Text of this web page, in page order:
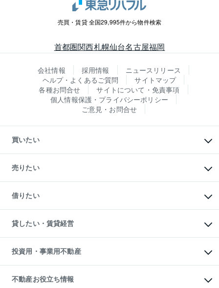
売買・賃貸 全国29,995件から物件検索
首都圏関西札幌仙台名古屋福岡
会社情報 採用情報
ニュースリリース
ヘルプ・よくあるご質問
サイトマップ
各種お問合せ
サイトについて・免責事項
個人情報保護・プライバシーポリシー
ご意見・お問合せ
買いたい
新築・分譲マンションの購入
中古マンションの購入
一戸建ての購入
中古一戸建ての購入
不動産購入の流れ
注目キーワード物件特集
購入ガイド
English 繁体中文簡体中文
売りたい
一戸建ての売却・査定
土地の売却・査定
スピードAI査定
不動産査定について
不動産売却の流れ
不動産買換えの流れ
売却ガイド
借りたい
オフィス・店舗の賃貸
借りるときの流れ
借りるガイド
貸したい・賃貸経営
マンション賃料データ
賃貸管理プラン
リロケーションについて
貸すガイド
投資用・事業用不動産
事業用不動産
マンション投資
不動産お役立ち情報